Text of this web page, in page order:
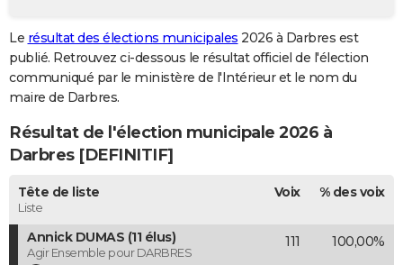
GUIDES D'ACHAT
BONS PLANS
CARTE DE VOEUX
Carte de Noël
Carte Bonne année
Carte Saint-Valentin
Carte Pâques
Carte d'anniversaire
DICTIONNAIRE
Dictionnaire
Biographies
Citations
Expressions
Proverbes
PROGRAMME TV
COPAINS D'AVANT
Le résultat des élections municipales 2026 à Darbres est
publié. Retrouvez ci-dessous le résultat officiel de l'élection
communiqué par le ministère de l'Intérieur et le nom du
maire de Darbres.
Résultat de l'élection municipale 2026 à
Darbres [DEFINITIF]
Tête de liste
Liste
Voix % des voix
Annick DUMAS (11 élus)
Agir Ensemble pour DARBRES
111 100,00%